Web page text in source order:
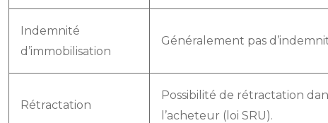
Indemnité
d’immobilisation
Généralement pas
Rétractation
Possibilité de rétractation
l’acheteur (loi SRU).